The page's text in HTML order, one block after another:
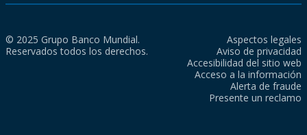
© 2025 Grupo Banco Mundial.
Reservados todos los derechos.
Aspectos legales
Aviso de privacidad
Accesibilidad del sitio web
Acceso a la información
Alerta de fraude
Presente un reclamo